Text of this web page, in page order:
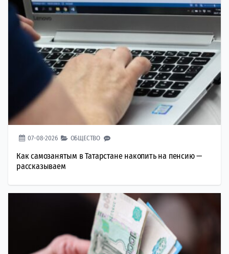
07-08-2026 ОБЩЕСТВО
Как самозанятым в Татарстане накопить на пенсию —
рассказываем